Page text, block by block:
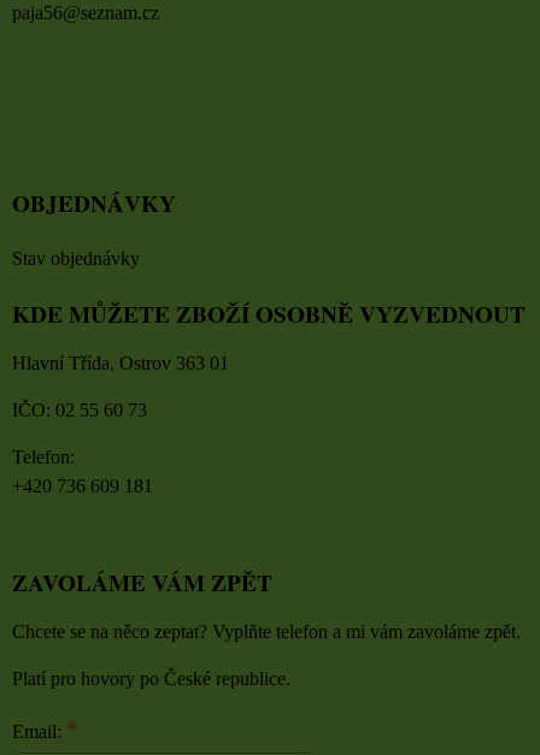
paja56@seznam.cz
OBJEDNÁVKY
Stav objednávky
KDE MŮŽETE ZBOŽÍ OSOBNĚ VYZVEDNOUT
Hlavní Třída, Ostrov 363 01
IČO: 02 55 60 73
Telefon:
+420 736 609 181
ZAVOLÁME VÁM ZPĚT
Chcete se na něco zeptat? Vyplňte telefon a mi vám zavoláme zpět.
Platí pro hovory po České republice.
Email: *